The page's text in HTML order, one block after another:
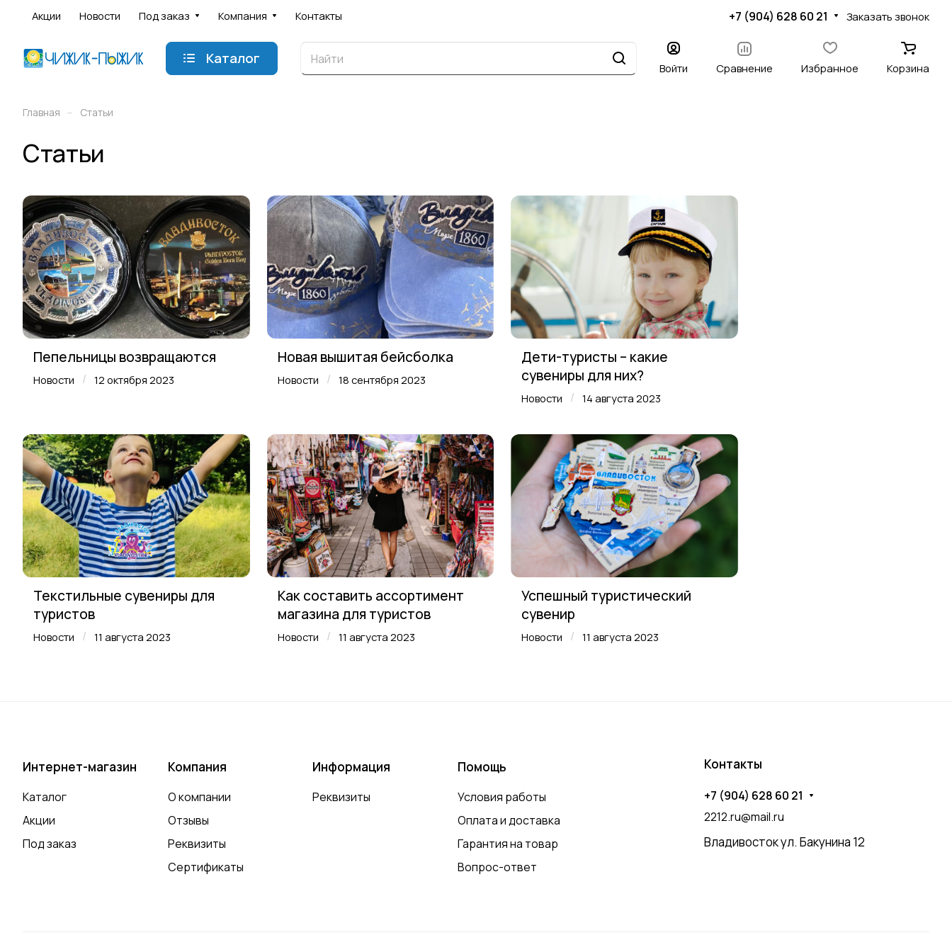
Акции Новости Под заказ Компания Контакты +7 (904) 628 60 21 Заказать звонок
Каталог
Войти Сравнение Избранное Корзина
Главная – Статьи
Статьи
Пепельницы возвращаются
Новости / 12 октября 2023
Новая вышитая бейсболка
Новости / 18 сентября 2023
Дети-туристы – какие
сувениры для них?
Новости / 14 августа 2023
Текстильные сувениры для
туристов
Новости / 11 августа 2023
Как составить ассортимент
магазина для туристов
Новости / 11 августа 2023
Успешный туристический
сувенир
Новости / 11 августа 2023
Интернет-магазин
Каталог
Акции
Под заказ
Компания
О компании
Отзывы
Реквизиты
Сертификаты
Информация
Реквизиты
Помощь
Условия работы
Оплата и доставка
Гарантия на товар
Вопрос-ответ
Контакты
+7 (904) 628 60 21
2212.ru@mail.ru
Владивосток ул. Бакунина 12